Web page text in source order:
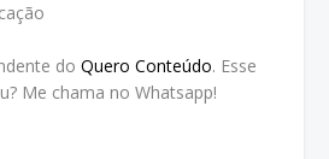
do Quero Conteúdo. Esse
Me chama no Whatsapp!